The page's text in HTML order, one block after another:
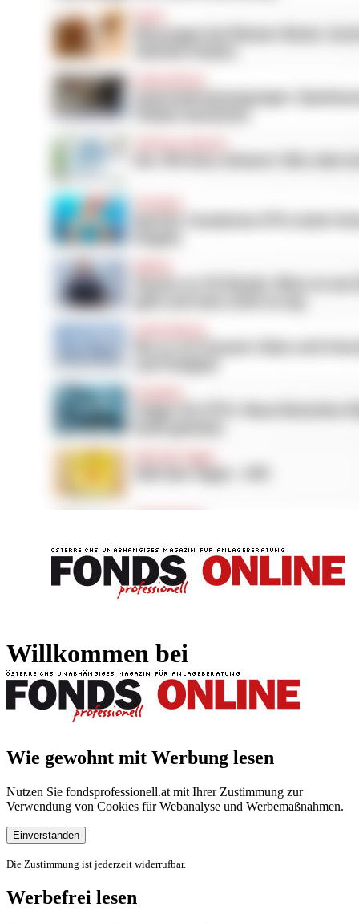
Willkommen bei
Wie gewohnt mit Werbung lesen
Nutzen Sie fondsprofessionell.at mit Ihrer Zustimmung zur
Verwendung von Cookies für Webanalyse und Werbemaßnahmen.
Einverstanden
Die Zustimmung ist jederzeit widerrufbar.
Werbefrei lesen